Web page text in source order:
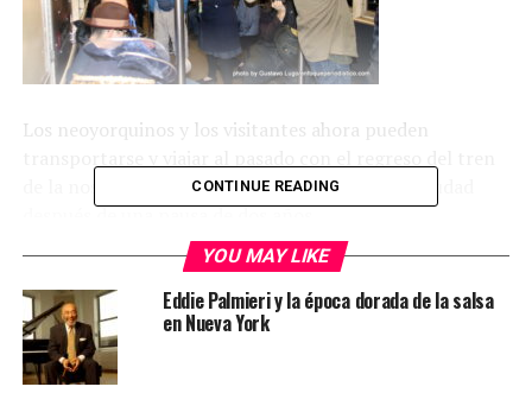
Los neoyorquinos y los visitantes ahora pueden
de la nostalgia “Holyday Nostalgia Rides”, a la ciudad
después de una pausa de dos años.
CONTINUE READING
YOU MAY LIKE
Eddie Palmieri y la época dorada de la salsa
en Nueva York